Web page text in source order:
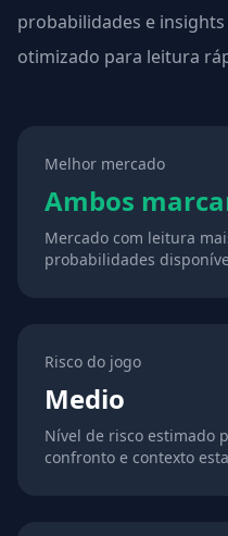
probabilidades e
otimizado para leitura
Melhor mercado
Ambos
Mercado com leitura
probabilidades
Risco do jogo
Medio
Nível de risco estimado
confronto e contexto